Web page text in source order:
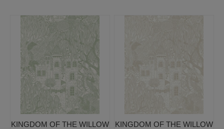
KINGDOM OF THE WILLOW KINGDOM OF THE WILLOW